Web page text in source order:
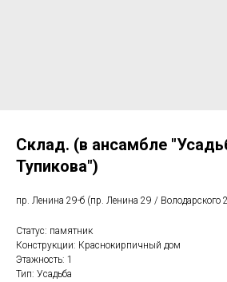
Склад. (в ансамбле
Тупикова")
пр. Ленина 29-б (пр. Ленина 29 / Володарского
Статус: памятник
Конструкции: Краснокирпичный дом
Этажность: 1
Тип: Усадьба